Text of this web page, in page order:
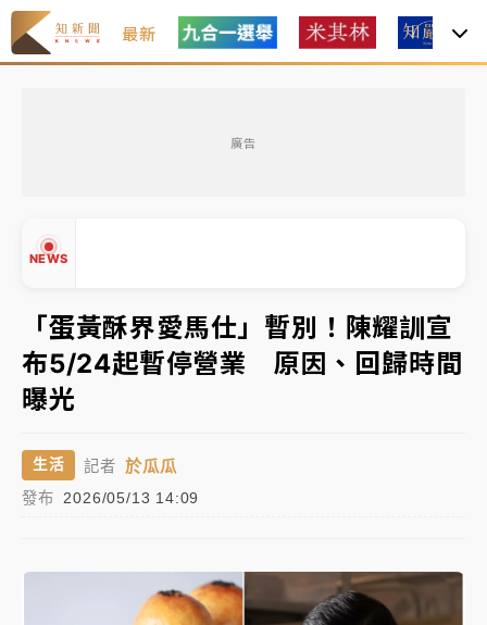
最新
廣告
NEWS
韓股最壞時期已過？大摩估去槓桿完成逾半 波動率降
至2個月低
「白海豚」雨炸新北！通報109件災情 侯友宜揭這類災
損最多
白海豚挾豪雨狂炸新北！時雨量破百毫米 水塔、雨棚
砸落毀車
金控第2季海外曝險破31兆創高 日本年增45%居冠
韓股最壞時期已過？大摩估去槓桿完成逾半 波動率降
▼
「蛋黃酥界愛馬仕」暫別！陳耀訓宣
布5/24起暫停營業 原因、回歸時間
曝光
生活 記者 於瓜瓜
發布 2026/05/13 14:09